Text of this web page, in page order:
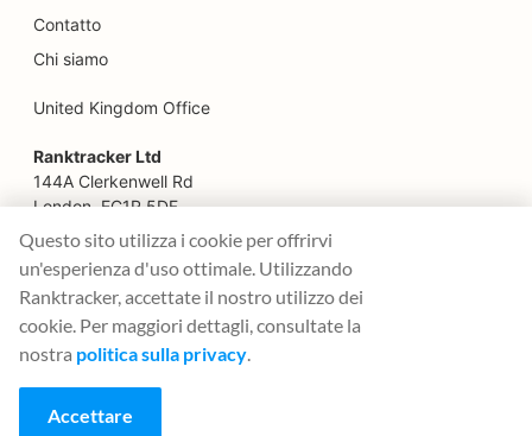
SEO per i servizi finanziari
SEO per fioristi
SEO per i food truck
SEO per le pasticcerie francesi
SEO per i negozi di yogurt gelato
SEO per i negozi di mobili
Contatto
Chi siamo
United Kingdom Office
Ranktracker Ltd
144A Clerkenwell Rd
London, EC1R 5DF
Company No: 08820809
felix@ranktracker.com
2015 -2026© Ranktracker. All Rights Reserved.
Questo sito utilizza i cookie per offrirvi
un'esperienza d'uso ottimale. Utilizzando
Ranktracker, accettate il nostro utilizzo dei
cookie. Per maggiori dettagli, consultate la
nostra politica sulla privacy.
Accettare